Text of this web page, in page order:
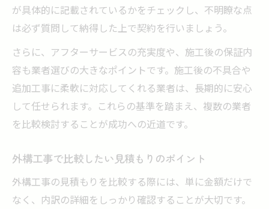
が具体的に記載されているかをチェックし、不明瞭な点
は必ず質問して納得した上で契約を行いましょう。
さらに、アフターサービスの充実度や、施工後の保証内
容も業者選びの大きなポイントです。施工後の不具合や
追加工事に柔軟に対応してくれる業者は、長期的に安心
して任せられます。これらの基準を踏まえ、複数の業者
を比較検討することが成功への近道です。
外構工事で比較したい見積もりのポイント
外構工事の見積もりを比較する際には、単に金額だけで
なく、内訳の詳細をしっかり確認することが大切です。